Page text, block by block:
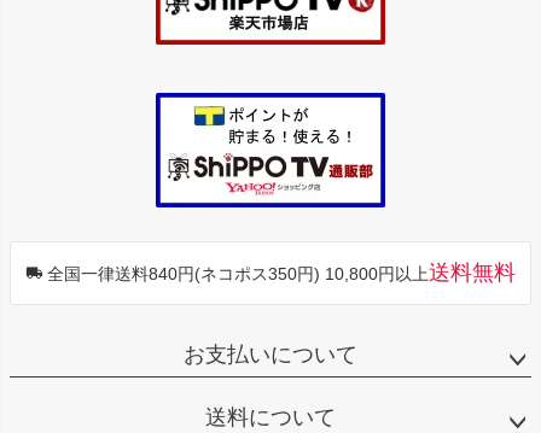
全国一律送料840円(ネコポス350円) 10,800円以上送料無料
お支払いについて
送料について